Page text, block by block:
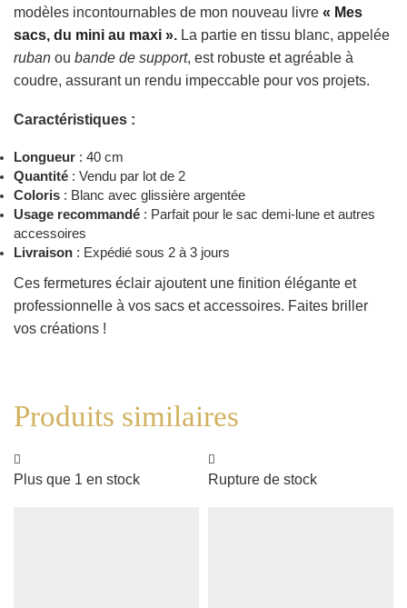
modèles incontournables de mon nouveau livre « Mes
sacs, du mini au maxi ». La partie en tissu blanc, appelée
ruban ou bande de support, est robuste et agréable à
coudre, assurant un rendu impeccable pour vos projets.
Caractéristiques :
Longueur : 40 cm
Quantité : Vendu par lot de 2
Coloris : Blanc avec glissière argentée
Usage recommandé : Parfait pour le sac demi-lune et autres
accessoires
Livraison : Expédié sous 2 à 3 jours
Ces fermetures éclair ajoutent une finition élégante et
professionnelle à vos sacs et accessoires. Faites briller
vos créations !
Produits similaires
Plus que 1 en stock Rupture de stock